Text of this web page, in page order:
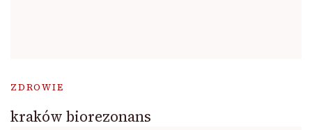
ZDROWIE
kraków biorezonans